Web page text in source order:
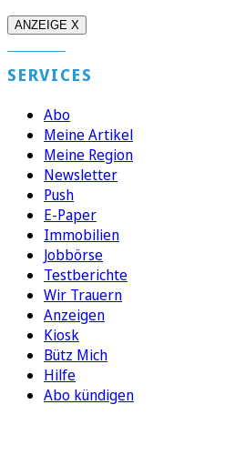
ANZEIGE X
SERVICES
Abo
Meine Artikel
Meine Region
Newsletter
Push
E-Paper
Immobilien
Jobbörse
Testberichte
Wir Trauern
Anzeigen
Kiosk
Bütz Mich
Hilfe
Abo kündigen